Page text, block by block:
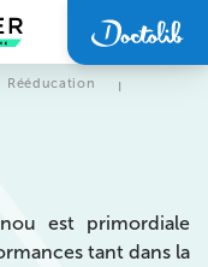
Rééducation
I
est primordiale
tant dans la